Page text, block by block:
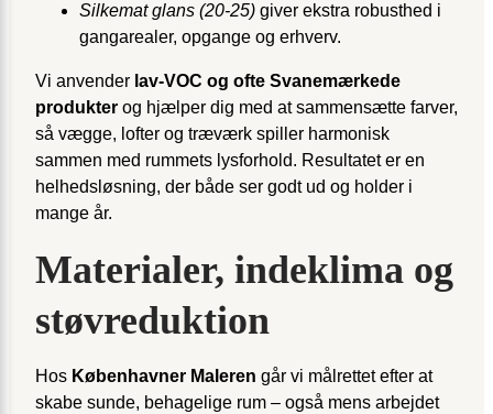
Silkemat glans (20-25) giver ekstra robusthed i
gangarealer, opgange og erhverv.
Vi anvender lav-VOC og ofte Svanemærkede
produkter og hjælper dig med at sammensætte farver,
så vægge, lofter og træværk spiller harmonisk
sammen med rummets lysforhold. Resultatet er en
helhedsløsning, der både ser godt ud og holder i
mange år.
Materialer, indeklima og
støvreduktion
Hos Københavner Maleren går vi målrettet efter at
skabe sunde, behagelige rum – også mens arbejdet